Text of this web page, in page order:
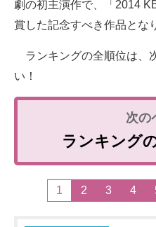
劇の初主演作で、「2014
賞した記念すべき作品とな
ランキングの全順位は、
い！
ランキング
1 2 3 4